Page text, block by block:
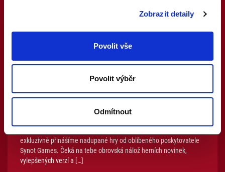
Zobrazit detaily
Povolit vše
Povolit výběr
Odmítnout
Mohlo by tě zajímat
nové pecky od Synot Games jsou
exkluzivně přinášíme nadupané hry od oblíbeného poskytovatele
Synot Games. Čeká na tebe obrovská nálož herních novinek,
vylepšených verzí a […]